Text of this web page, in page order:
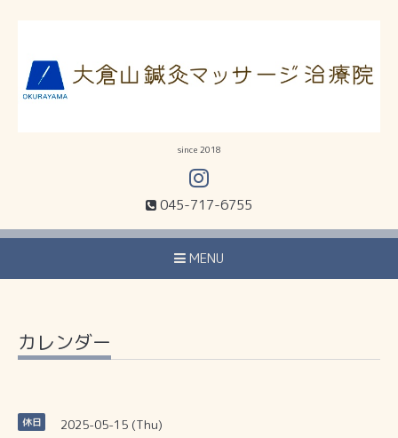
since 2018
045-717-6755
MENU
カレンダー
休日 2025-05-15 (Thu)